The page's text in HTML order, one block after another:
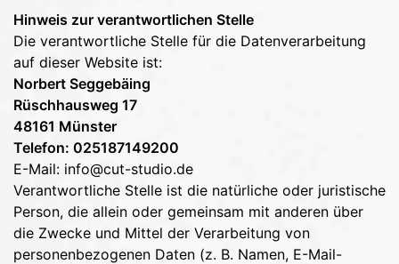
Hinweis zur verantwortlichen Stelle
Die verantwortliche Stelle für die Datenverarbeitung
auf dieser Website ist:
Norbert Seggebäing
Rüschhausweg 17
48161 Münster
Telefon: 025187149200
E-Mail: info@cut-studio.de
Verantwortliche Stelle ist die natürliche oder juristische
Person, die allein oder gemeinsam mit anderen über
die Zwecke und Mittel der Verarbeitung von
personenbezogenen Daten (z. B. Namen, E-Mail-